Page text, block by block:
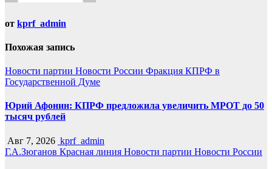
от kprf_admin
Похожая запись
Новости партии Новости России Фракция КПРФ в
Государственной Думе
Юрий Афонин: КПРФ предложила увеличить МРОТ до 50
тысяч рублей
Авг 7, 2026 kprf_admin
Г.А.Зюганов Красная линия Новости партии Новости России